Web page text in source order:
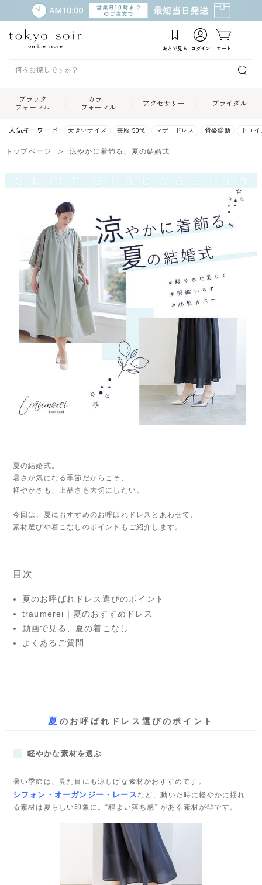
あとで見る ログイン カート
ブラック
フォーマル
カラー
フォーマル
アクセサリー ブライダル
人気キーワード 大きいサイズ 喪服 50代 マザードレス 骨格診断 トロ
トップページ 涼やかに着飾る、夏の結婚式
夏の結婚式。
暑さが気になる季節だからこそ、
軽やかさも、上品さも大切にしたい。
今回は、夏におすすめのお呼ばれドレスとあわせて、
素材選びや着こなしのポイントもご紹介します。
目次
夏のお呼ばれドレス選びのポイント
traumerei｜夏のおすすめドレス
動画で見る、夏の着こなし
よくあるご質問
夏 のお呼ばれドレス選びのポイント
軽やかな素材を選ぶ
暑い季節は、見た目にも涼しげな素材がおすすめです。
シフォン・オーガンジー・レース など、動いた時に軽やかに揺れ
る素材は夏らしい印象に。“程よい落ち感” がある素材が◎です。